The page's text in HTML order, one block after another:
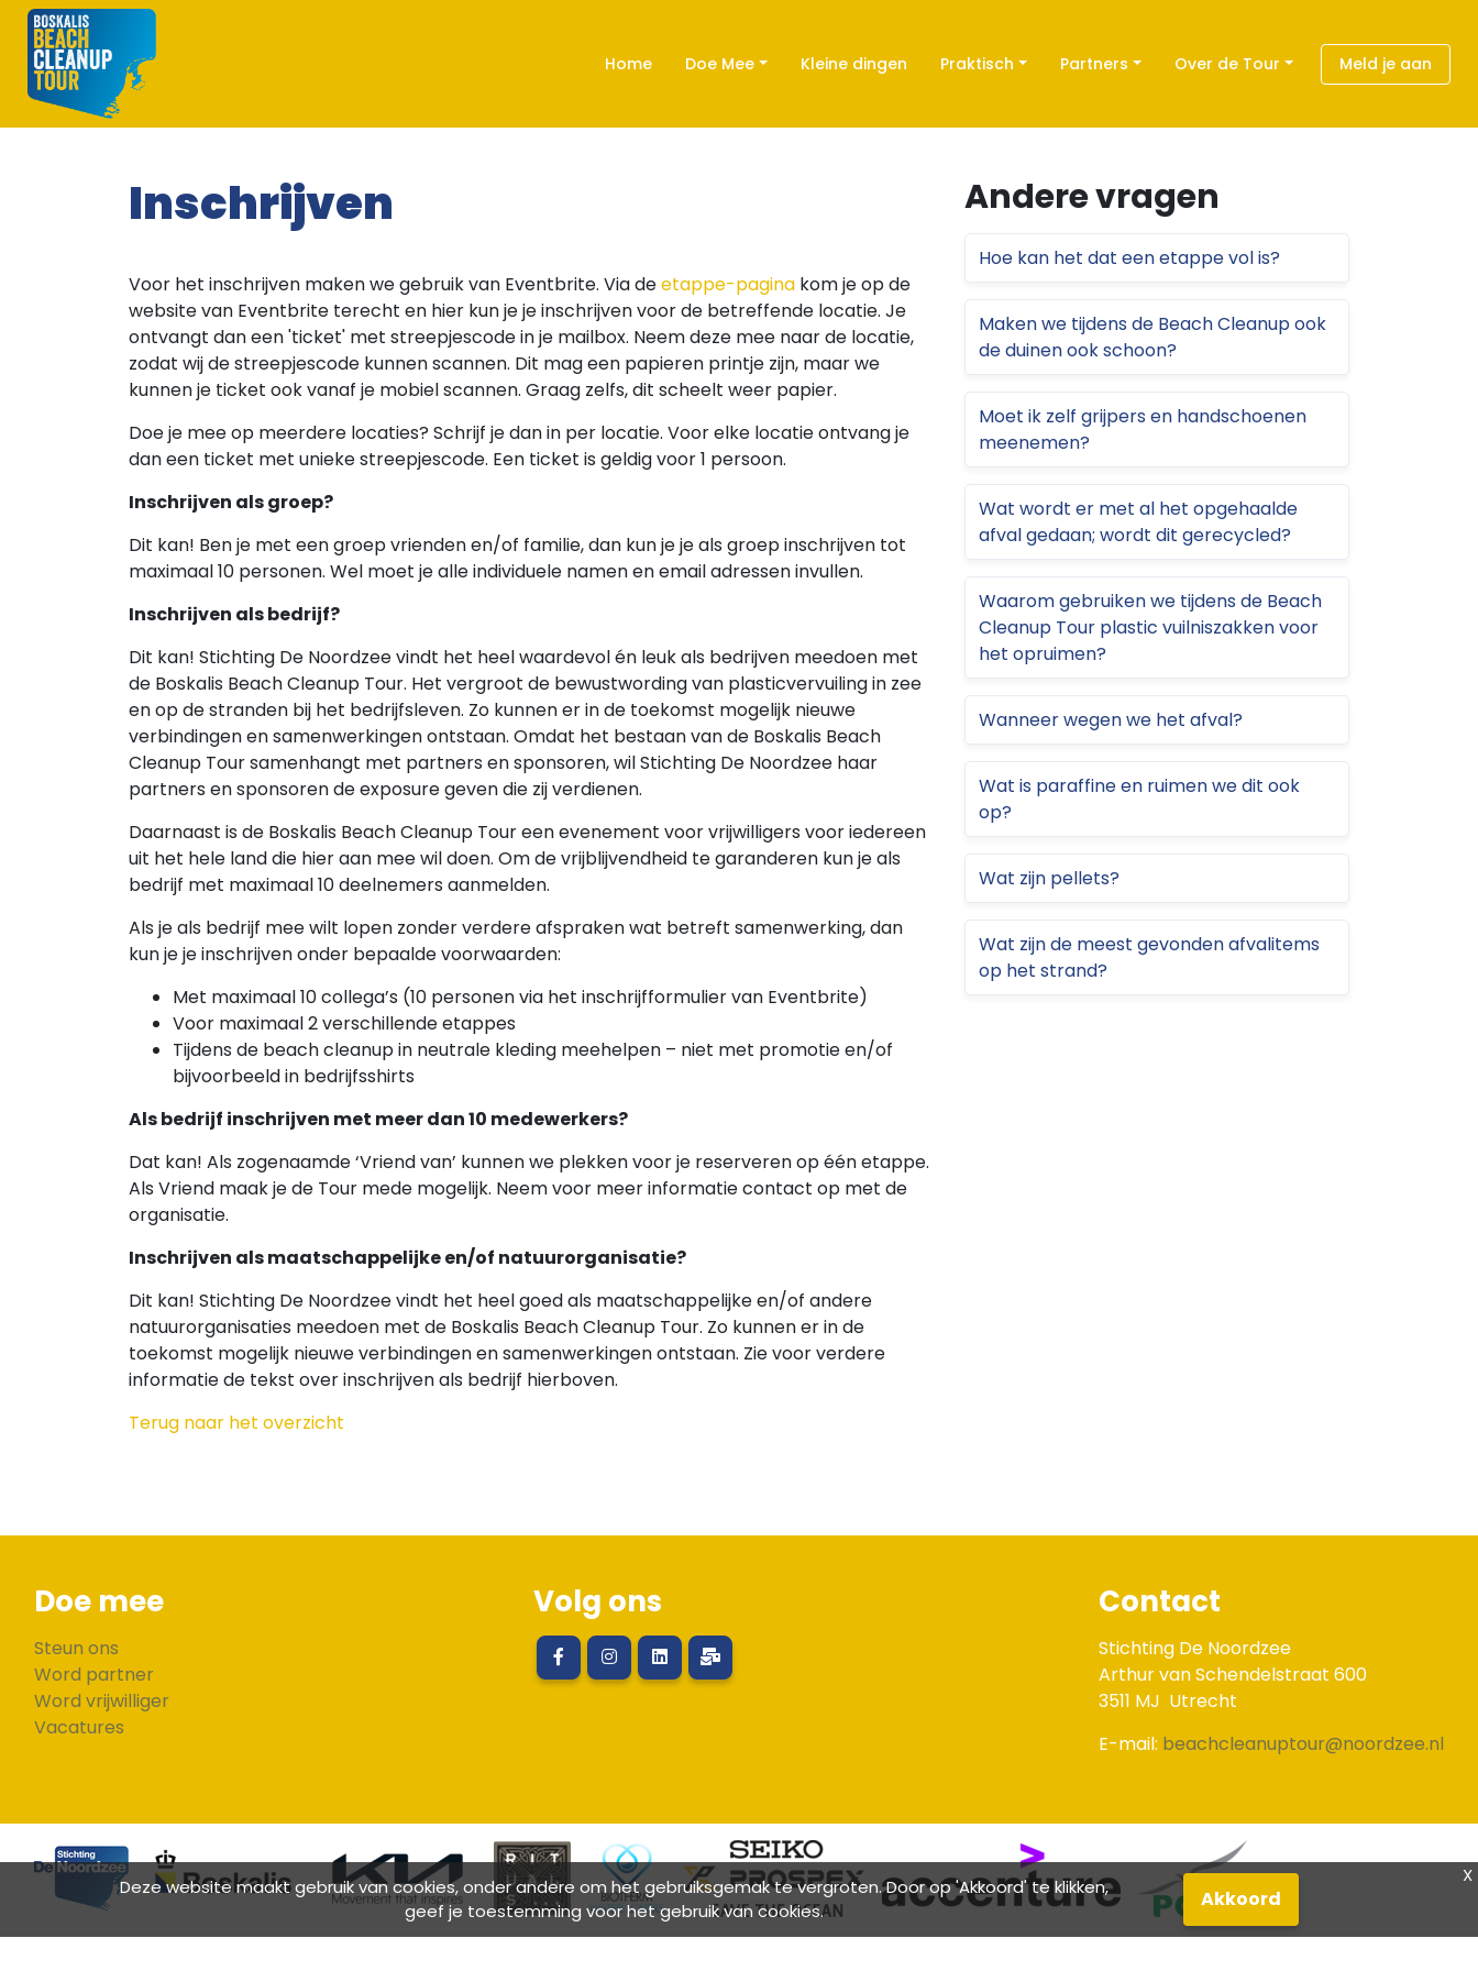
Home Doe Mee Kleine dingen Praktisch Partners Over de Tour Meld je aan
Inschrijven
Voor het inschrijven maken we gebruik van Eventbrite. Via deetappe-pagina kom je op de
website van Eventbrite terecht en hier kun je je inschrijven voor de betreffende locatie. Je
ontvangt dan een 'ticket' met streepjescode in je mailbox. Neem deze mee naar de locatie,
zodat wij de streepjescode kunnen scannen. Dit mag een papieren printje zijn, maar we
kunnen je ticket ook vanaf je mobiel scannen. Graag zelfs, dit scheelt weer papier.
Doe je mee op meerdere locaties? Schrijf je dan in per locatie. Voor elke locatie ontvang je
dan een ticket met unieke streepjescode. Een ticket is geldig voor 1 persoon.
Inschrijven als groep?
Dit kan! Ben je met een groep vrienden en/of familie, dan kun je je als groep inschrijven tot
maximaal 10 personen. Wel moet je alle individuele namen en email adressen invullen.
Inschrijven als bedrijf?
Dit kan! Stichting De Noordzee vindt het heel waardevol én leuk als bedrijven meedoen met
de Boskalis Beach Cleanup Tour. Het vergroot de bewustwording van plasticvervuiling in zee
en op de stranden bij het bedrijfsleven. Zo kunnen er in de toekomst mogelijk nieuwe
verbindingen en samenwerkingen ontstaan. Omdat het bestaan van de Boskalis Beach
Cleanup Tour samenhangt met partners en sponsoren, wil Stichting De Noordzee haar
partners en sponsoren de exposure geven die zij verdienen.
Daarnaast is de Boskalis Beach Cleanup Tour een evenement voor vrijwilligers voor iedereen
uit het hele land die hier aan mee wil doen. Om de vrijblijvendheid te garanderen kun je als
bedrijf met maximaal 10 deelnemers aanmelden.
Als je als bedrijf mee wilt lopen zonder verdere afspraken wat betreft samenwerking, dan
kun je je inschrijven onder bepaalde voorwaarden:
Met maximaal 10 collega’s (10 personen via het inschrijfformulier van Eventbrite)
Voor maximaal 2 verschillende etappes
Tijdens de beach cleanup in neutrale kleding meehelpen – niet met promotie en/of
bijvoorbeeld in bedrijfsshirts
Als bedrijf inschrijven met meer dan 10 medewerkers?
Dat kan! Als zogenaamde ‘Vriend van’ kunnen we plekken voor je reserveren op één etappe.
Als Vriend maak je de Tour mede mogelijk. Neem voor meer informatie contact op met de
organisatie.
Inschrijven als maatschappelijke en/of natuurorganisatie?
Dit kan! Stichting De Noordzee vindt het heel goed als maatschappelijke en/of andere
natuurorganisaties meedoen met de Boskalis Beach Cleanup Tour. Zo kunnen er in de
toekomst mogelijk nieuwe verbindingen en samenwerkingen ontstaan. Zie voor verdere
informatie de tekst over inschrijven als bedrijf hierboven.
Terug naar het overzicht
Andere vragen
Hoe kan het dat een etappe vol is?
Maken we tijdens de Beach Cleanup ook
de duinen ook schoon?
Moet ik zelf grijpers en handschoenen
meenemen?
Wat wordt er met al het opgehaalde
afval gedaan; wordt dit gerecycled?
Waarom gebruiken we tijdens de Beach
Cleanup Tour plastic vuilniszakken voor
het opruimen?
Wanneer wegen we het afval?
Wat is paraffine en ruimen we dit ook
op?
Wat zijn pellets?
Wat zijn de meest gevonden afvalitems
op het strand?
Doe mee
Steun ons
Word partner
Word vrijwilliger
Vacatures
Volg ons Contact
Stichting De Noordzee
Arthur van Schendelstraat 600
3511 MJ Utrecht
E-mail: beachcleanuptour@noordzee.nl
Deze website maakt gebruik van cookies, onder andere om het gebruiksgemak te vergroten. Door op 'Akkoord' te klikken,
geef je toestemming voor het gebruik van cookies.
Akkoord
X